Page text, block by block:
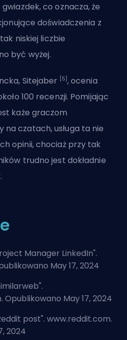
co oznacza, że
doświadczenia z
niskiej liczbie
być wyżej.
Sitejaber [5], ocenia
100 recenzji. Pomijając
każe graczom
czatach, usługa ta nie
opinii, chociaż przy tak
trudno jest dokładnie
Manager LinkedIn".
May 17, 2024
".
May 17, 2024
post". www.reddit.com.
2024